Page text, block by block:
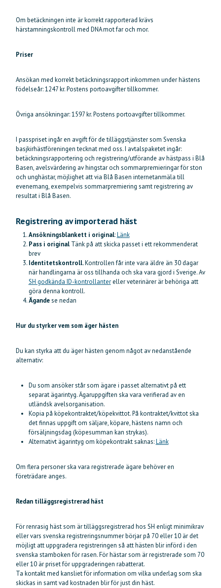
Om betäckningen inte är korrekt rapporterad krävs
härstamningskontroll med DNA mot far och mor.
Priser
Ansökan med korrekt betäckningsrapport inkommen under hästens
födelseår: 1247 kr. Postens portoavgifter tillkommer.
Övriga ansökningar: 1597 kr. Postens portoavgifter tillkommer.
I passpriset ingår en avgift för de tilläggstjänster som Svenska
basjkirhästföreningen tecknat med oss. I avtalspaketet ingår:
betäckningsrapportering och registrering/utförande av hästpass i Blå
Basen, avelsvärdering av hingstar och sommarpremieringar för ston
och unghästar, möjlighet att via Blå Basen internetanmäla till
evenemang, exempelvis sommarpremiering samt registrering av
resultat i Blå Basen.
Registrering av importerad häst
Ansökningsblankett i original:Länk
Pass i original Tänk på att skicka passet i ett rekommenderat
brev
Identitetskontroll.Kontrollen får inte vara äldre än 30 dagar
när handlingarna är oss tillhanda och ska vara gjord i Sverige. Av
SH godkända ID-kontrollantereller veterinärer är behöriga att
göra denna kontroll.
Ägandese nedan
Hur du styrker vem som äger hästen
Du kan styrka att du äger hästen genom något av nedanstående
alternativ:
Du som ansöker står som ägare i passet alternativt på ett
separat ägarintyg. Ägaruppgiften ska vara verifierad av en
utländsk avelsorganisation.
Kopia på köpekontraktet/köpekvittot. På kontraktet/kvittot ska
det finnas uppgift om säljare, köpare, hästens namn och
försäljningsdag (köpesumman kan strykas).
Alternativt ägarintyg om köpekontrakt saknas:Länk
Om flera personer ska vara registrerade ägare behöver en
företrädare anges.
Redan tilläggsregistrerad häst
För renrasig häst som är tilläggsregistrerad hos SH enligt minimikrav
eller vars svenska registreringsnummer börjar på 70 eller 10 är det
möjligt att uppgradera registreringen så att hästen blir införd i den
svenska stamboken för rasen. För hästar som är registrerade som 70
eller 10 är priset för uppgraderingen rabatterat.
Ta kontakt med kansliet för information om vilka underlag som ska
skickas in samt vad kostnaden blir för just din häst.